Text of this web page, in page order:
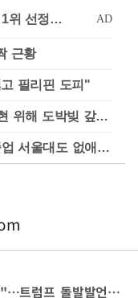
근황
필리핀 도피"
차가원 "MC몽에 400억 뜯겨…백현 위해 도박빚 갚아줘"
유승민 "육사 탓에 쿠데타?…尹졸업 서울대도 없애나"
"이란 무기한 핵동결·전량 반출 동의"…트럼프 돌발발언 역효과 났나